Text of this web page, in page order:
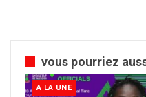
vous pourriez
A LA UNE